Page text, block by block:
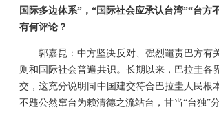
国际多边体系”，“国际社会应承认台湾”“台
有何评论？
郭嘉昆：中方坚决反对、强烈谴责巴方有
则和国际社会普遍共识。长期以来，巴拉圭
交，这充分说明同中国建交符合巴拉圭人民
不韪公然窜台为赖清德之流站台，甘当“台独”